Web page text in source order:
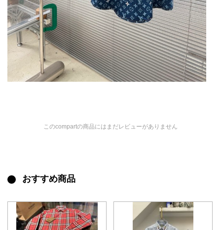
このcompartの商品にはまだレビューがありません
おすすめ商品